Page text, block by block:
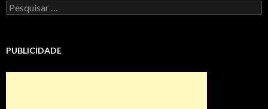
Pesquisar
por:
PUBLICIDADE